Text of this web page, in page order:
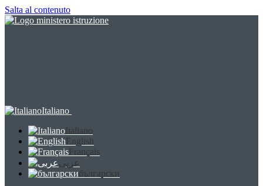
Salta al contenuto
Italiano
Italiano
English
Français
عربى
български